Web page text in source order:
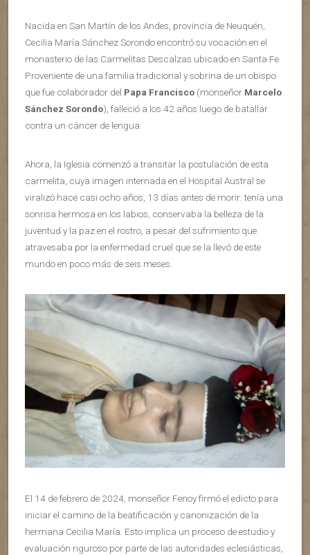
Nacida en San Martín de los Andes, provincia de Neuquén,
Cecilia María Sánchez Sorondo encontró su vocación en el
monasterio de las Carmelitas Descalzas ubicado en Santa Fe.
Proveniente de una familia tradicional y sobrina de un obispo
que fue colaborador del Papa Francisco (monseñor Marcelo
Sánchez Sorondo), falleció a los 42 años luego de batallar
contra un cáncer de lengua.
Ahora, la Iglesia comenzó a transitar la postulación de esta
carmelita, cuya imagen internada en el Hospital Austral se
viralizó hace casi ocho años, 13 días antes de morir: tenía una
sonrisa hermosa en los labios, conservaba la belleza de la
juventud y la paz en el rostro, a pesar del sufrimiento que
atravesaba por la enfermedad cruel que se la llevó de este
mundo en poco más de seis meses.
El 14 de febrero de 2024, monseñor Fenoy firmó el edicto para
iniciar el camino de la beatificación y canonización de la
hermana Cecilia María. Esto implica un proceso de estudio y
evaluación riguroso por parte de las autoridades eclesiásticas,